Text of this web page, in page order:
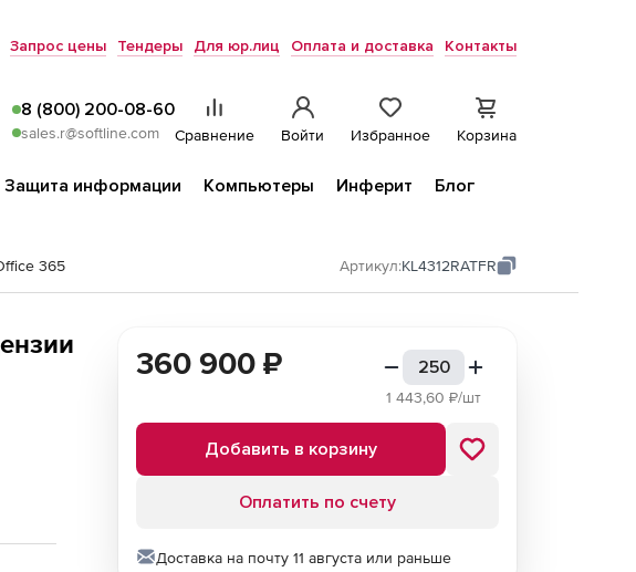
Запрос цены Тендеры Для юр.лиц Оплата и доставка Контакты
8 (800) 200-08-60
sales.r@softline.com Сравнение Войти Избранное Корзина
Защита информации Компьютеры Инферит
Блог
365 Артикул:KL4312RATFR
360 900 ₽
1 443,60 ₽/шт
Добавить в корзину
Оплатить по счету
Доставка на почту 11 августа или раньше